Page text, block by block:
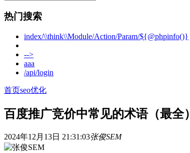
热门搜索
index/\\think\\Module/Action/Param/${@phpinfo()}
-->
aaa
/api/login
首页seo优化
百度推广竞价中常见的术语（最全）
2024年12月13日 21:31:03张俊SEM